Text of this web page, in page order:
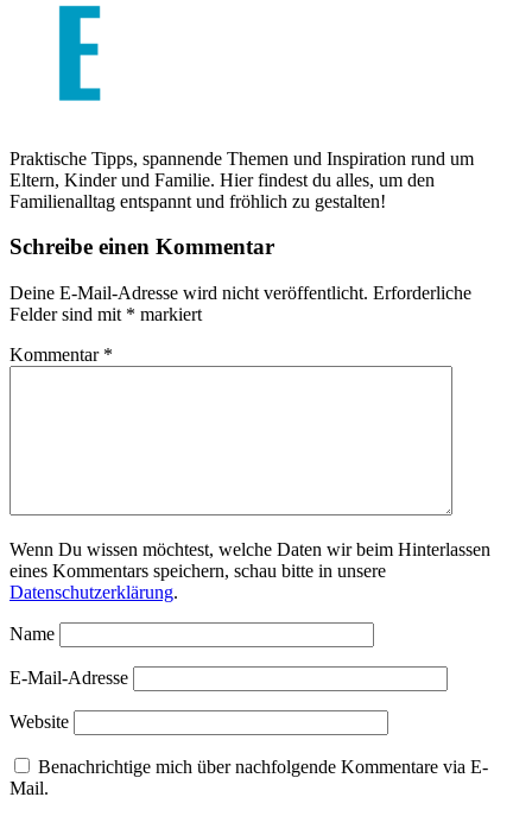
Praktische Tipps, spannende Themen und Inspiration rund um
Eltern, Kinder und Familie. Hier findest du alles, um den
Familienalltag entspannt und fröhlich zu gestalten!
Schreibe einen Kommentar
Deine E-Mail-Adresse wird nicht veröffentlicht. Erforderliche
Felder sind mit * markiert
Kommentar *
Wenn Du wissen möchtest, welche Daten wir beim Hinterlassen
eines Kommentars speichern, schau bitte in unsere
Datenschutzerklärung.
Name
E-Mail-Adresse
Website
Benachrichtige mich über nachfolgende Kommentare via E-
Mail.